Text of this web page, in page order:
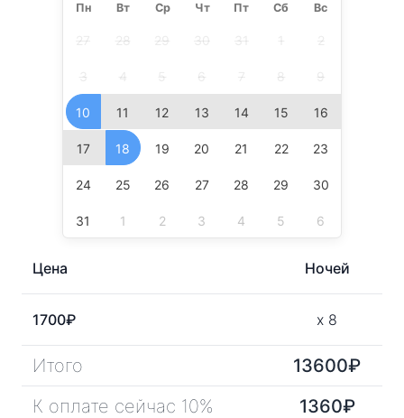
Пн Вт Ср Чт Пт Сб Вс
27 28 29 30 31 1 2
3 4 5 6 7 8 9
10 11 12 13 14 15 16
17 18 19 20 21 22 23
24 25 26 27 28 29 30
31 1 2 3 4 5 6
Цена Ночей
1700₽ x 8
Итого 13600₽
К оплате сейчас 10%
1360₽